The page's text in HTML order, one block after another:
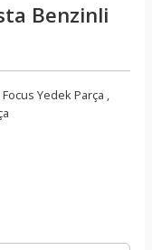
Benzinli
Focus Yedek Parça ,